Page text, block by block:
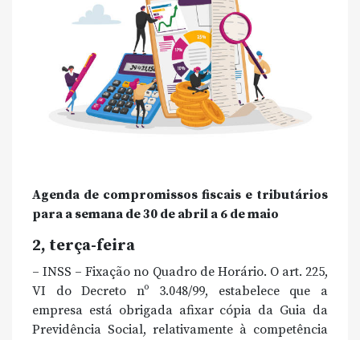
Agenda de compromissos fiscais e tributários
para a semana de 30 de abril a 6 de maio
2, terça-feira
– INSS – Fixação no Quadro de Horário. O art. 225,
VI do Decreto nº 3.048/99, estabelece que a
empresa está obrigada afixar cópia da Guia da
Previdência Social, relativamente à competência